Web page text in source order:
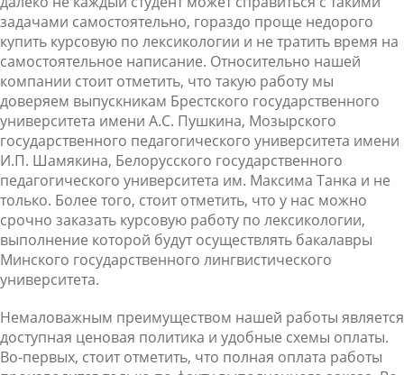
задачами самостоятельно, гораздо проще недорого
купить курсовую по лексикологии и не тратить время на
самостоятельное написание. Относительно нашей
компании стоит отметить, что такую работу мы
доверяем выпускникам Брестского государственного
университета имени А.С. Пушкина, Мозырского
государственного педагогического университета имени
И.П. Шамякина, Белорусского государственного
педагогического университета им. Максима Танка и не
только. Более того, стоит отметить, что у нас можно
срочно заказать курсовую работу по лексикологии,
выполнение которой будут осуществлять бакалавры
Минского государственного лингвистического
университета.
Немаловажным преимуществом нашей работы является
доступная ценовая политика и удобные схемы оплаты.
Во-первых, стоит отметить, что полная оплата работы